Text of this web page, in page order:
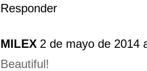
Responder
MILEX 2 de mayo de 2014
Beautiful!